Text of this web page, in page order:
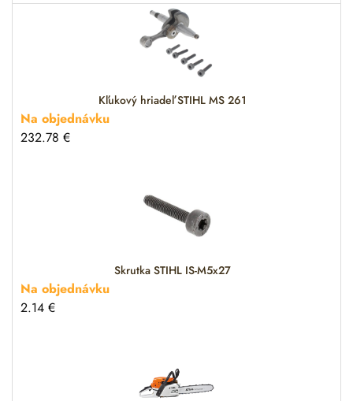
a
Kľukový hriadeľ STIHL MS 261
Na objednávku
232.78 €
Skrutka STIHL IS-M5x27
Na objednávku
2.14 €